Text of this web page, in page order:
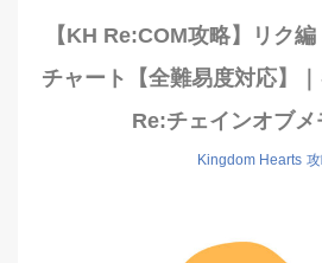
【KH Re:COM攻略】リク
チャート【全難易度対応】
Re:チェインオブメ
Kingdom Hearts